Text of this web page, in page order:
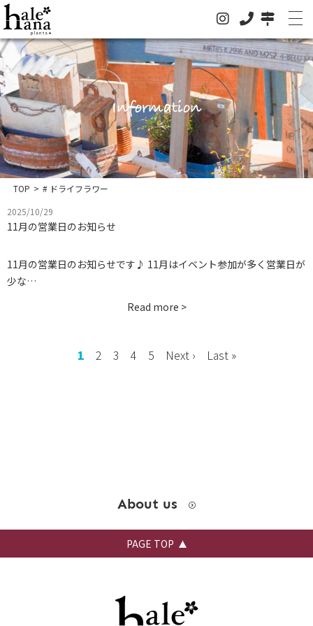
ホーム
オンラインストア
法人の方はこちらへ
ハレハナについて
Information
TOP > # ドライフラワー
2025/10/29
11月の営業日のお知らせ
11月の営業日のお知らせです♪ 11月はイベント参加が多く営業日が
少な…
Read more >
1 2 3 4 5 Next › Last »
About us
PAGE TOP